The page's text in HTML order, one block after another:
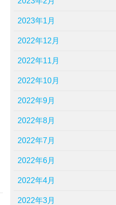
2023年1月
2022年12月
2022年11月
2022年10月
2022年9月
2022年8月
2022年7月
2022年6月
2022年4月
2022年3月